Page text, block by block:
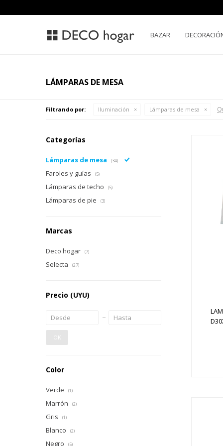
BAZAR
LÁMPARAS DE MESA
Filtrando por: Iluminación Lámparas de mesa
Categorías
Lámparas de mesa (34)
Faroles y guías (5)
Lámparas de techo (5)
Lámparas de pie (3)
Marcas
Deco hogar (7)
Selecta (27)
Precio (UYU)
OK
Color
Verde (1)
Marrón (2)
Gris (1)
Blanco (2)
Negro (5)